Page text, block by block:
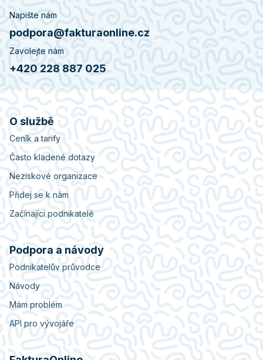
Napište nám
podpora@fakturaonline.cz
Zavolejte nám
+420 228 887 025
O službě
Ceník a tarify
Často kladené dotazy
Neziskové organizace
Přidej se k nám
Začínající podnikatelé
Podpora a návody
Podnikatelův průvodce
Návody
Mám problém
API pro vývojáře